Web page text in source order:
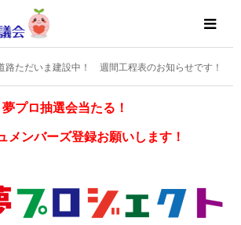
路ただいま建設中！ 週間工程表のお知らせです！
夢プロ抽選会当たる！
メンバーズ登録お願いします！